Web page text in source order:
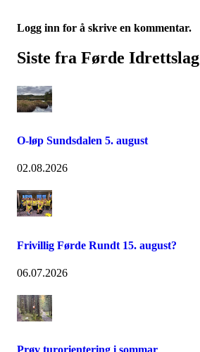
Logg inn for å skrive en kommentar.
Siste fra Førde Idrettslag
O-løp Sundsdalen 5. august
02.08.2026
Frivillig Førde Rundt 15. august?
06.07.2026